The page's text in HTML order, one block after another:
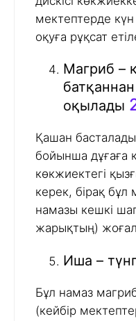
мектептерде
оқуға рұқсат
Магриб –
оқылады
Қашан
бойынша дұғаға
көкжиектегі
керек, бірақ бұл
намазы кешкі
жарықтың)
Иша –
Бұл намаз
(кейбір